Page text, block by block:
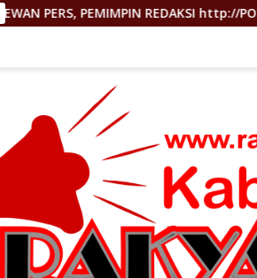
PORTALTERKINI.COM: “KAMI TIDAK